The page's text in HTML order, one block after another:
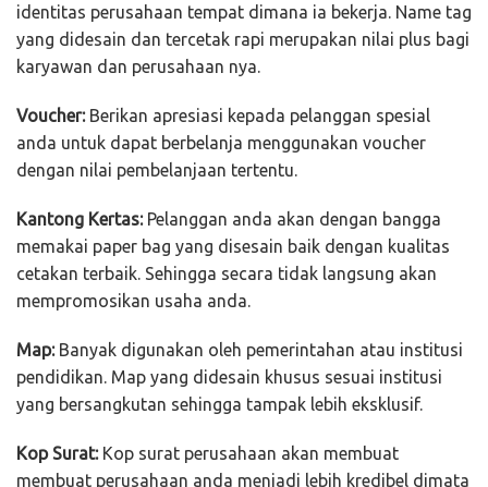
identitas perusahaan tempat dimana ia bekerja. Name tag
yang didesain dan tercetak rapi merupakan nilai plus bagi
karyawan dan perusahaan nya.
Voucher:Berikan apresiasi kepada pelanggan spesial
anda untuk dapat berbelanja menggunakan voucher
dengan nilai pembelanjaan tertentu.
Kantong Kertas:Pelanggan anda akan dengan bangga
memakai paper bag yang disesain baik dengan kualitas
cetakan terbaik. Sehingga secara tidak langsung akan
mempromosikan usaha anda.
Map:Banyak digunakan oleh pemerintahan atau institusi
pendidikan. Map yang didesain khusus sesuai institusi
yang bersangkutan sehingga tampak lebih eksklusif.
Kop Surat:Kop surat perusahaan akan membuat
membuat perusahaan anda menjadi lebih kredibel dimata